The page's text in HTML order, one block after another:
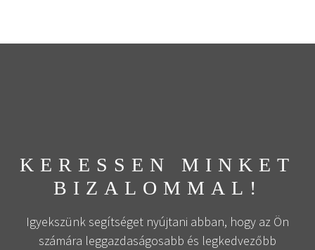
KERESSEN MINKET
BIZALOMMAL!
Igyekszünk segítséget nyújtani abban, hogy az Ön
számára leggazdaságosabb és legkedvezőbb